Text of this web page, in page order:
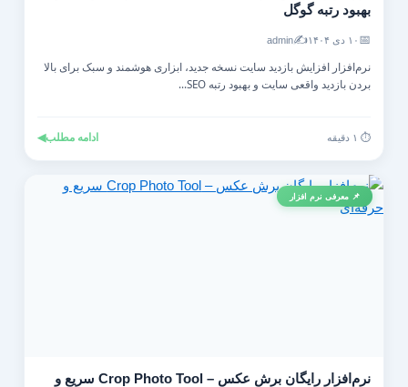
بهبود رتبه گوگل
۱۰ دی ۱۴۰۴ ✍️
admin
نرم‌افزار افزایش بازدید سایت نسخه جدید، ابزاری هوشمند و سبک برای بالا
بردن بازدید واقعی سایت و بهبود رتبه SEO...
ادامه مطلب◀
📌 معرفی نرم افزار
نرم‌افزار رایگان برش عکس – Crop Photo Tool سریع و